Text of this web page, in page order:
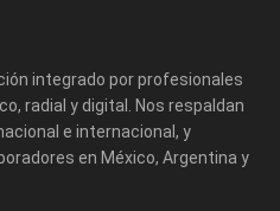
integrado por profesionales
radial y digital. Nos respaldan
e internacional, y
en México, Argentina y